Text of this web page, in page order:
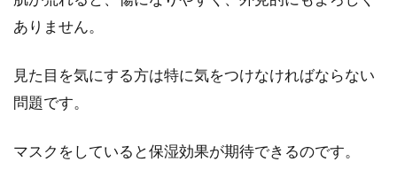
汗をかいたら服が塩をふくよう
これまでに仕事などで汗をかいたときに、「汗
ありません。
見た目を気にする方は特に気をつけなければならない
問題です。
マスクをしていると保湿効果が期待できるのです。